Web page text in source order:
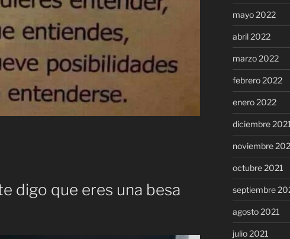
digo que eres una besa
mayo 2022
abril 2022
marzo 2022
febrero 2022
enero 2022
diciembre
noviembre
octubre 2021
septiembre
agosto 2021
julio 2021